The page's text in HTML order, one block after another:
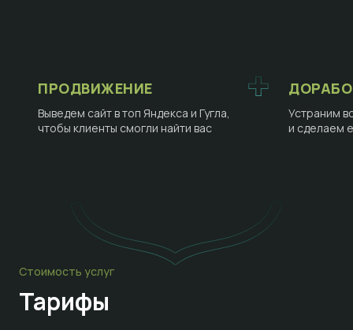
ПРОДВИЖЕНИЕ
Выведем сайт в топ Яндекса и Гугла,
чтобы клиенты смогли найти вас
Устраним
и сделаем
Стоимость услуг
Тарифы